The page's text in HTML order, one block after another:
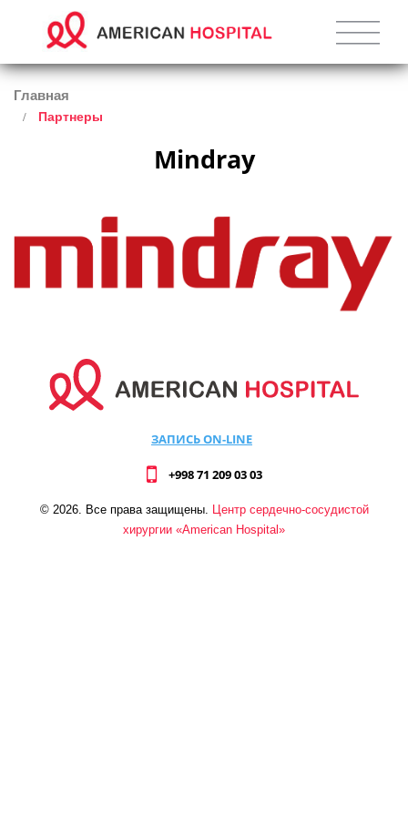
Главная
Партнеры
Mindray
ЗАПИСЬ ON-LINE
+998 71 209 03 03
© 2026. Все права защищены. Центр сердечно-сосудистой
хирургии «American Hospital»